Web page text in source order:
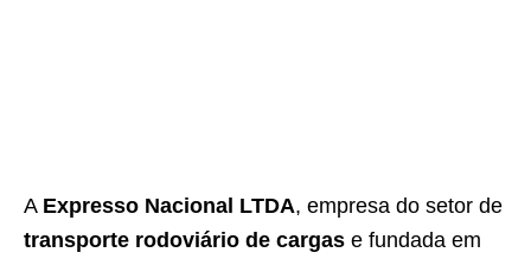
A Expresso Nacional LTDA, empresa do setor de
transporte rodoviário de cargas e fundada em